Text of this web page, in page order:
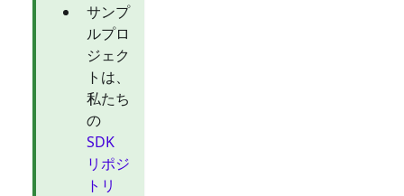
サンプ
ルプロ
ジェク
トは、
私たち
の
SDK
リポジ
トリ